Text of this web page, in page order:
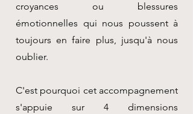
croyances ou blessures
émotionnelles qui nous poussent à
toujours en faire plus, jusqu'à nous
oublier.
C'est pourquoi cet accompagnement
s'appuie sur 4 dimensions